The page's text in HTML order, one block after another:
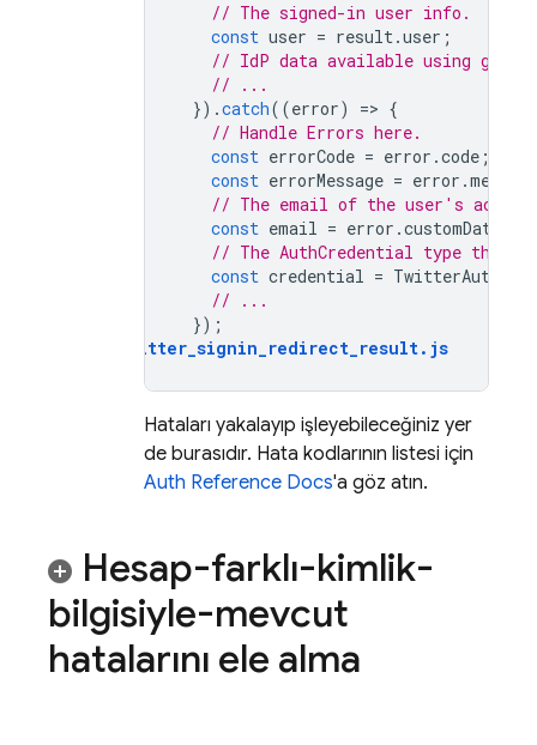
// The signed-in user info.
const user = result.user ;
// IdP data available using
// ...
}).catch((error) => {
// Handle Errors here.
const errorCode = error .code ;
const errorMessage = error .message
// The email of the user's
const email = error .customData
// The AuthCredential type that
const credential =
// ...
});
auth_twitter_signin_redirect_result. js
Hataları yakalayıp işleyebileceğiniz yer
de burasıdır. Hata kodlarının listesi için
Auth Reference Docs'a göz atın.
Hesap-farklı-kimlik-
bilgisiyle-mevcut
hatalarını ele alma